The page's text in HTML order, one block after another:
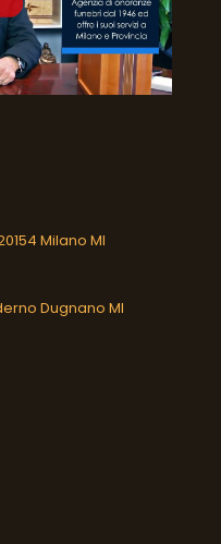
Milano MI
Dugnano MI